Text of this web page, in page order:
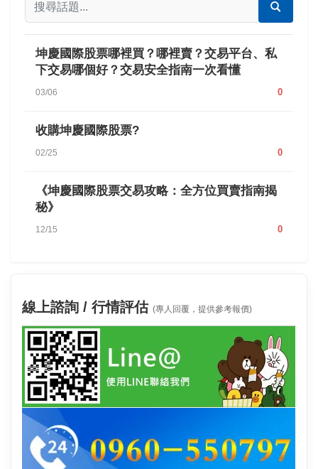
坤慶國際股票哪裡買？哪裡賣？交易平台、私
下交易哪個好？交易安全指南一次看懂
03/06 0
收購坤慶國際股票?
02/25 0
《坤慶國際股票交易攻略：全方位買賣指南揭
秘》
12/15 0
線上諮詢 / 行情評估 (專人回覆，提供參考報價)